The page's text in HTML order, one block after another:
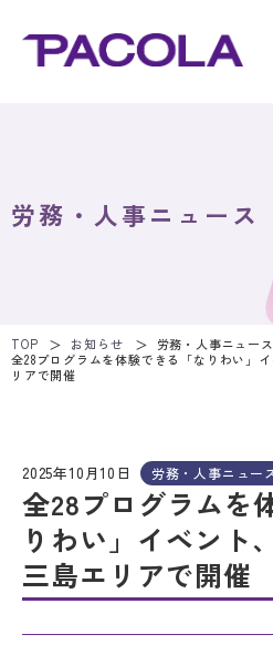
労務・人事ニュース
TOP お知らせ
労務・人事ニュース
全28プログラムを体験できる「なりわい」
リアで開催
2025年10月10日 労務・人事ニュー
全28プログラムを
りわい」イベント
三島エリアで開催